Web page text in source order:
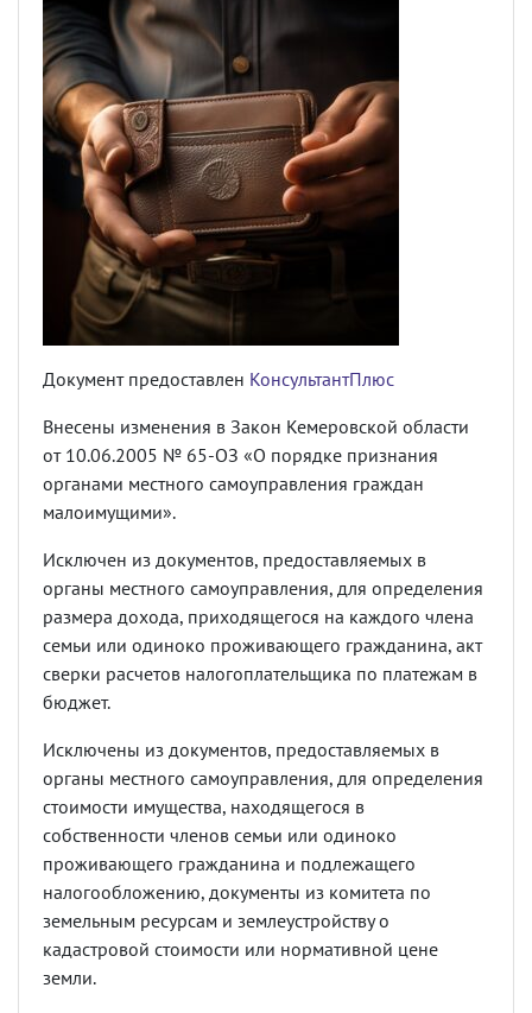
Документ предоставлен КонсультантПлюс
Внесены изменения в Закон Кемеровской области
от 10.06.2005 № 65-ОЗ «О порядке признания
органами местного самоуправления граждан
малоимущими».
Исключен из документов, предоставляемых в
органы местного самоуправления, для определения
размера дохода, приходящегося на каждого члена
семьи или одиноко проживающего гражданина, акт
сверки расчетов налогоплательщика по платежам в
бюджет.
Исключены из документов, предоставляемых в
органы местного самоуправления, для определения
стоимости имущества, находящегося в
собственности членов семьи или одиноко
проживающего гражданина и подлежащего
налогообложению, документы из комитета по
земельным ресурсам и землеустройству о
кадастровой стоимости или нормативной цене
земли.